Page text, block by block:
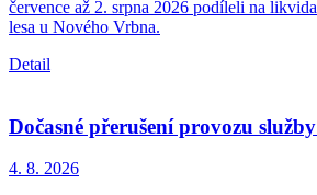
července až 2. srpna 2026 podíleli na
lesa u Nového Vrbna.
Detail
Dočasné přerušení provozu
4. 8. 2026